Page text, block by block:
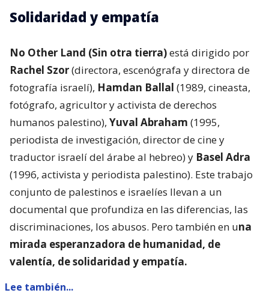
Solidaridad y empatía
No Other Land (Sin otra tierra)está dirigido por
Rachel Szor(directora, escenógrafa y directora de
fotografía israelí), Hamdan Ballal (1989, cineasta,
fotógrafo, agricultor y activista de derechos
humanos palestino), Yuval Abraham (1995,
periodista de investigación, director de cine y
traductor israelí del árabe al hebreo) y Basel Adra
(1996, activista y periodista palestino). Este trabajo
conjunto de palestinos e israelíes llevan a un
documental que profundiza en las diferencias, las
discriminaciones, los abusos. Pero también en una
mirada esperanzadora de humanidad, de
valentía, de solidaridad y empatía.
Lee también...